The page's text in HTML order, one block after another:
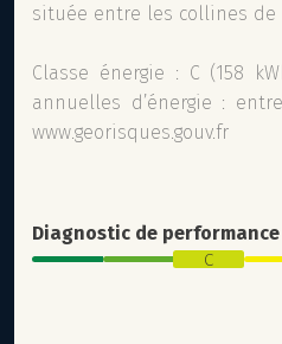
située entre les collines de
Classe énergie : C (158
annuelles d’énergie :
www.georisques.gouv.fr
Diagnostic de
C